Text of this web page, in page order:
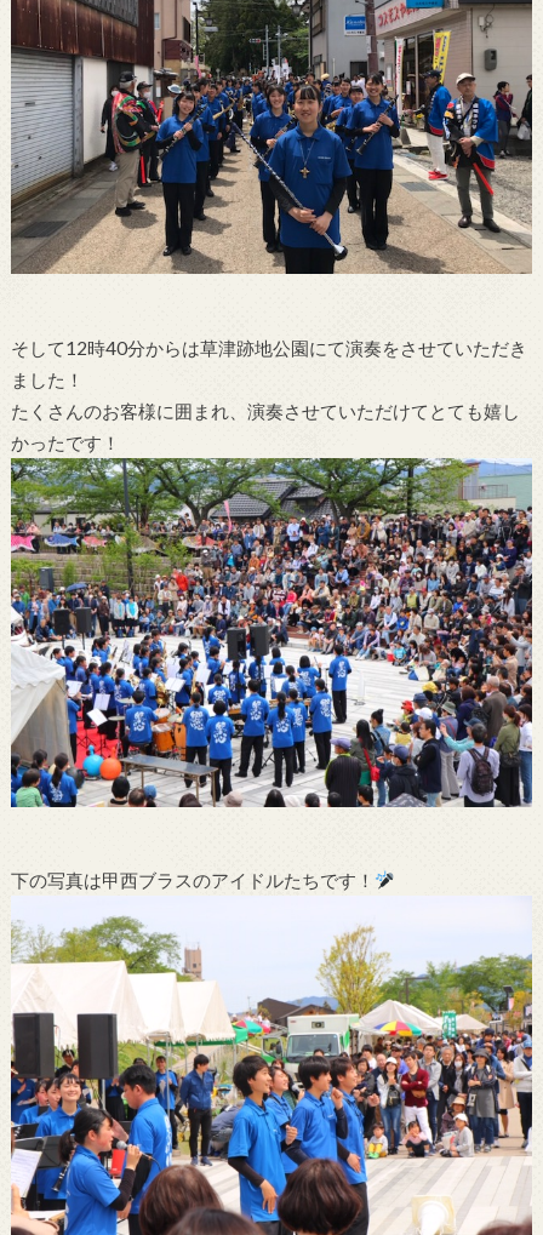
そして12時40分からは草津跡地公園にて演奏をさせていただき
ました！
たくさんのお客様に囲まれ、演奏させていただけてとても嬉し
かったです！
下の写真は甲西ブラスのアイドルたちです！